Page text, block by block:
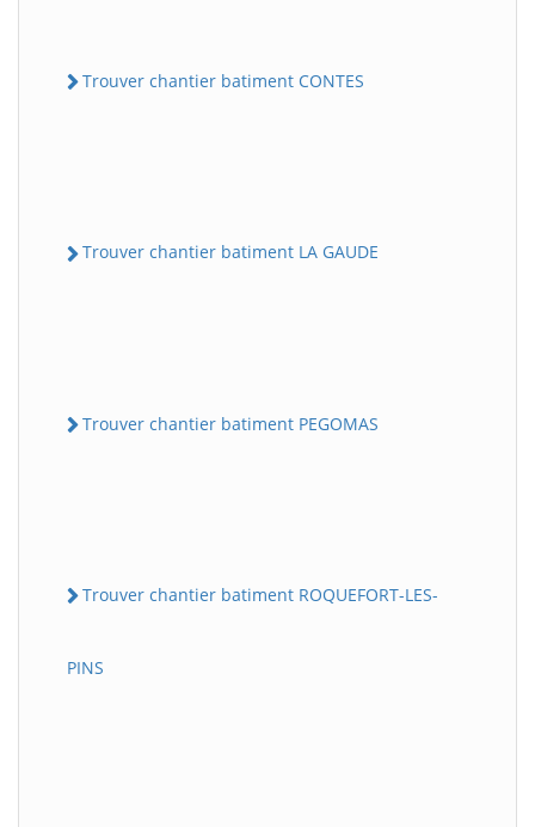
Trouver chantier batiment CONTES
Trouver chantier batiment LA GAUDE
Trouver chantier batiment PEGOMAS
Trouver chantier batiment ROQUEFORT-LES-
PINS